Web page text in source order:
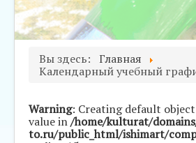
школе
Вы здесь: Главная
Календарный учебный
Warning: Creating default
value in/home/kulturat/
to.ru/public_html/ishimart/